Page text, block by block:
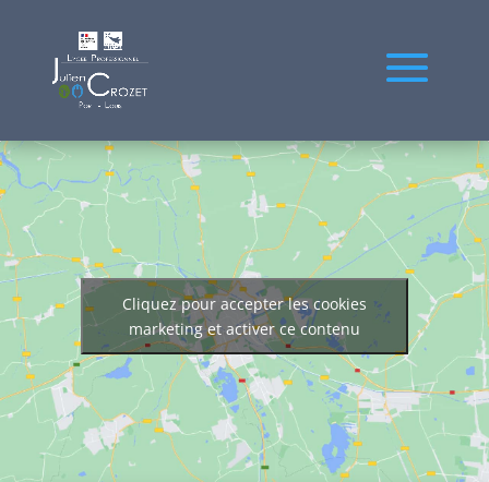
Cliquez pour accepter les cookies
marketing et activer ce contenu